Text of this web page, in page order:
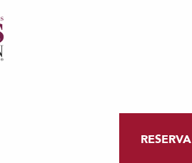
RESERVA